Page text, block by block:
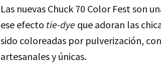
Las nuevas Chuck 70 Color Fest son
ese efecto tie-dye que adoran las
sido coloreadas por pulverización,
artesanales y únicas.